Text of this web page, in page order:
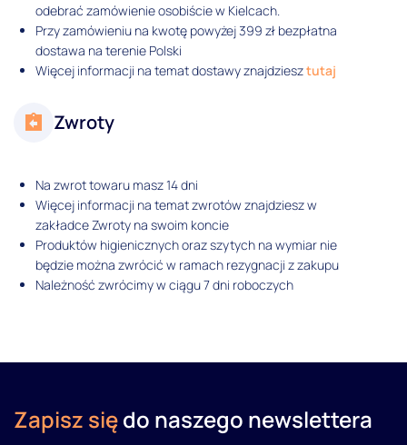
odebrać zamówienie osobiście w Kielcach.
Przy zamówieniu na kwotę powyżej 399 zł bezpłatna
dostawa na terenie Polski
Więcej informacji na temat dostawy znajdziesztutaj
Zwroty
Na zwrot towaru masz 14 dni
Więcej informacji na temat zwrotów znajdziesz w
zakładce Zwroty na swoim koncie
Produktów higienicznych oraz szytych na wymiar nie
będzie można zwrócić w ramach rezygnacji z zakupu
Należność zwrócimy w ciągu 7 dni roboczych
Zapisz siędo naszego newslettera